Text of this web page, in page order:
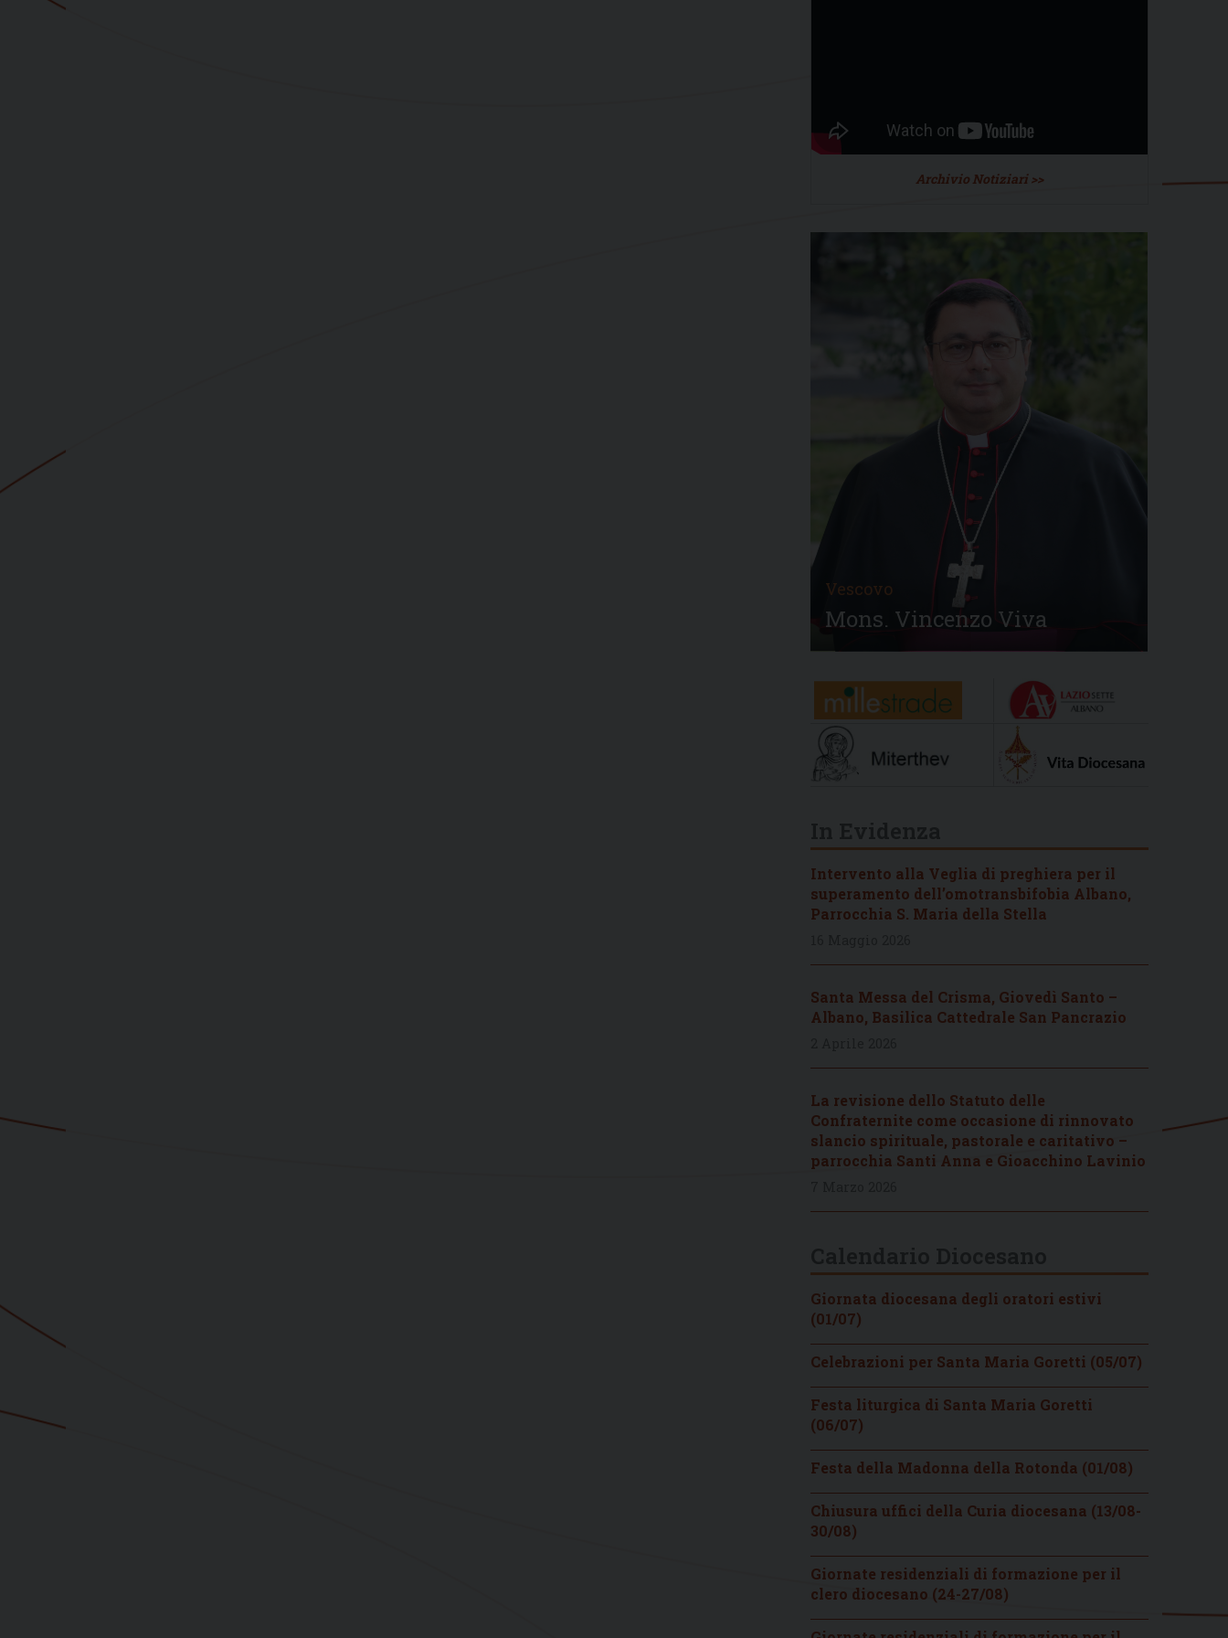
Archivio Notiziari >>
Vescovo
Mons. Vincenzo Viva
Intervento alla Veglia di preghiera per il
superamento dell’omotransbifobia Albano,
Parrocchia S. Maria della Stella
Santa Messa del Crisma, Giovedì Santo –
Albano, Basilica Cattedrale San Pancrazio
La revisione dello Statuto delle
Confraternite come occasione di rinnovato
slancio spirituale, pastorale e caritativo –
parrocchia Santi Anna e Gioacchino Lavinio
Giornata diocesana degli oratori estivi
(01/07)
Celebrazioni per Santa Maria Goretti (05/07)
Festa liturgica di Santa Maria Goretti
(06/07)
Festa della Madonna della Rotonda (01/08)
Chiusura uffici della Curia diocesana (13/08-
30/08)
Giornate residenziali di formazione per il
clero diocesano (24-27/08)